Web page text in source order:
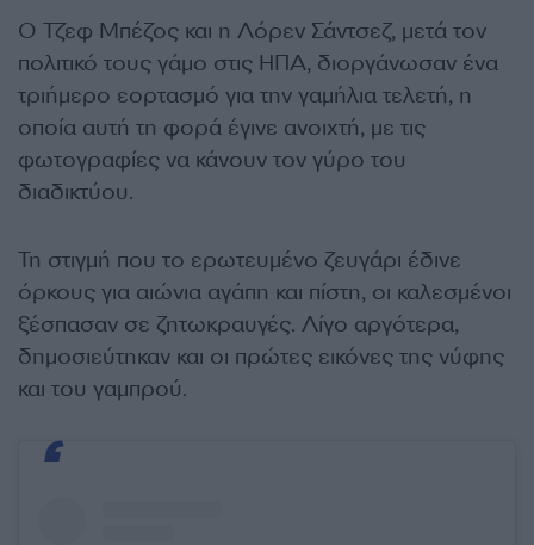
Ο Τζεφ Μπέζος και η Λόρεν Σάντσεζ, μετά τον
πολιτικό τους γάμο στις ΗΠΑ, διοργάνωσαν ένα
τριήμερο εορτασμό για την γαμήλια τελετή, η
οποία αυτή τη φορά έγινε ανοιχτή, με τις
φωτογραφίες να κάνουν τον γύρο του
διαδικτύου.
Τη στιγμή που το ερωτευμένο ζευγάρι έδινε
όρκους για αιώνια αγάπη και πίστη, οι καλεσμένοι
ξέσπασαν σε ζητωκραυγές. Λίγο αργότερα,
δημοσιεύτηκαν και οι πρώτες εικόνες της νύφης
και του γαμπρού.